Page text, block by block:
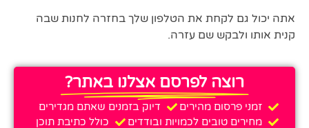
אתה יכול גם לקחת את הטלפון שלך בחזרה לחנות שבה
קנית אותו ולבקש שם עזרה.
רוצה לפרסם אצלנו באתר?
זמני פרסום מהירים
דיוק בזמנים שאתם מגדירים
מחירים טובים לכמויות ובודדים
כולל כתיבת תוכן